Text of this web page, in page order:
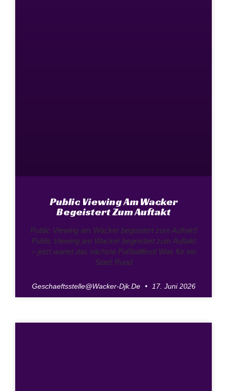
Public Viewing Am Wacker
Begeistert Zum Auftakt
Public Viewing am Wacker begeistert zum Auftakt!
Public Viewing am Wacker begeistert zum Auftakt
– jetzt wartet das nächste Fußballfest! Was für ein
Start! Rund
Geschaeftsstelle@wacker-Djk.de 17. Juni 2026